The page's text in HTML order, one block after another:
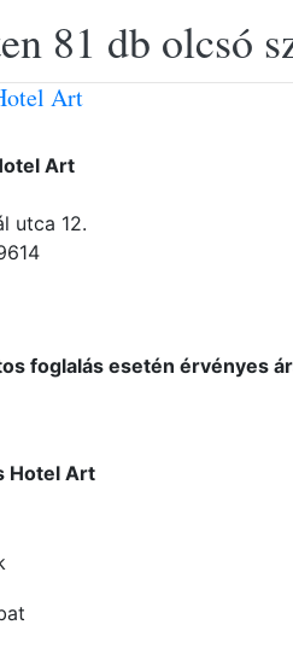
81 db olcsó
Art
Art
utca 12.
foglalás esetén érvényes
Hotel Art